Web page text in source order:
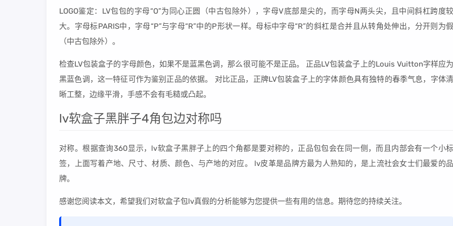
LOGO鉴定：LV包包的字母“O”为同心正圆（中古包除外），字母V底部是尖的，而字母N两头尖，且中间斜杠跨度较
大。字母标PARIS中，字母“P”与字母“R”中的P形状一样。母标中字母“R”的斜杠是合并且从转角处伸出，分开则为假
（中古包除外）。
检查LV包装盒子的字母颜色，如果不是蓝黑色调，那么很可能不是正品。 正品LV包装盒子上的Louis Vuitton字样应为
黑蓝色调，这一特征可作为鉴别正品的依据。 对比正品，正牌LV包装盒子上的字体颜色具有独特的春季气息，字体清
晰工整，边缘平滑，手感不会有毛糙或凸起。
lv软盒子黑胖子4角包边对称吗
对称。根据查询360显示，lv软盒子黑胖子上的四个角都是要对称的，正品包包会在同一侧，而且内部会有一个小标
签，上面写着产地、尺寸、材质、颜色、与产地的对应。 lv皮革是品牌方最为人熟知的，是上流社会女士们最爱的品
牌。
感谢您阅读本文，希望我们对软盒子包lv真假的分析能够为您提供一些有用的信息。期待您的持续关注。